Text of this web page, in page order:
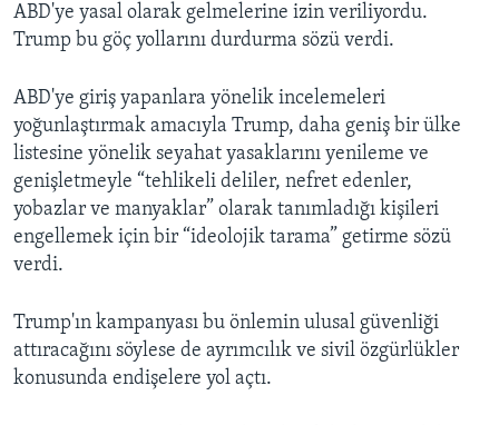
ABD'ye yasal olarak gelmelerine izin veriliyordu.
Trump bu göç yollarını durdurma sözü verdi.
ABD'ye giriş yapanlara yönelik incelemeleri
yoğunlaştırmak amacıyla Trump, daha geniş bir ülke
listesine yönelik seyahat yasaklarını yenileme ve
genişletmeyle “tehlikeli deliler, nefret edenler,
yobazlar ve manyaklar” olarak tanımladığı kişileri
engellemek için bir “ideolojik tarama” getirme sözü
verdi.
Trump'ın kampanyası bu önlemin ulusal güvenliği
attıracağını söylese de ayrımcılık ve sivil özgürlükler
konusunda endişelere yol açtı.